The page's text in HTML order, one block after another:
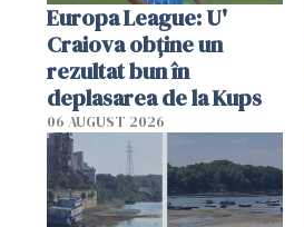
Europa League: U'
Craiova obține un
rezultat bun în
deplasarea de la Kups
06 AUGUST 2026